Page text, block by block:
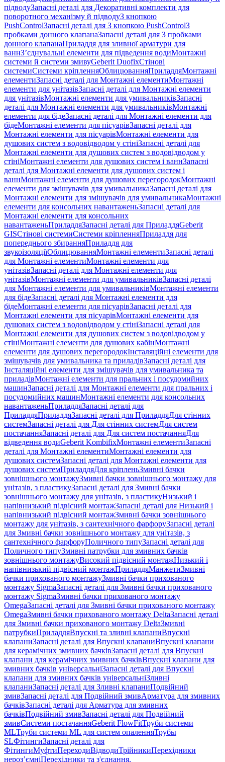
підводуЗапасні деталі для Декоративні комплекти для
поворотного механізму й підводуЗ кнопкою
PushControlЗапасні деталі для З кнопкою PushControlЗ
пробками донного клапанаЗапасні деталі для З пробками
донного клапанаПриладдя для зливної арматури для
ваннЗ’єднувальні елементи для підведення водиМонтажні
системи й системи змивуGeberit DuofixСтінові
системиСистеми кріпленняОблицюванняПриладдяМонтажні
елементиЗапасні деталі для Монтажні елементиМонтажні
елементи для унітазівЗапасні деталі для Монтажні елементи
для унітазівМонтажні елементи для умивальниківЗапасні
деталі для Монтажні елементи для умивальниківМонтажні
елементи для бідеЗапасні деталі для Монтажні елементи для
бідеМонтажні елементи для пісуарівЗапасні деталі для
Монтажні елементи для пісуарівМонтажні елементи для
душових систем з водовідводом у стініЗапасні деталі для
Монтажні елементи для душових систем з водовідводом у
стініМонтажні елементи для душових систем і ваннЗапасні
деталі для Монтажні елементи для душових систем і
ваннМонтажні елементи для душових перегородокМонтажні
елементи для змішувачів для умивальникаЗапасні деталі для
Монтажні елементи для змішувачів для умивальникаМонтажні
елементи для консольних навантаженьЗапасні деталі для
Монтажні елементи для консольних
навантаженьПриладдяЗапасні деталі для ПриладдяGeberit
GISСтінові системиСистеми кріпленняПриладдя для
попереднього збиранняПриладдя для
звукоізоляціїОблицюванняМонтажні елементиЗапасні деталі
для Монтажні елементиМонтажні елементи для
унітазівЗапасні деталі для Монтажні елементи для
унітазівМонтажні елементи для умивальниківЗапасні деталі
для Монтажні елементи для умивальниківМонтажні елементи
для бідеЗапасні деталі для Монтажні елементи для
бідеМонтажні елементи для пісуарівЗапасні деталі для
Монтажні елементи для пісуарівМонтажні елементи для
душових систем з водовідводом у стініЗапасні деталі для
Монтажні елементи для душових систем з водовідводом у
стініМонтажні елементи для душових кабінМонтажні
елементи для душових перегородокІнсталяційні елементи для
змішувачів для умивальника та приладівЗапасні деталі для
Інсталяційні елементи для змішувачів для умивальника та
приладівМонтажні елементи для пральних і посудомийних
машинЗапасні деталі для Монтажні елементи для пральних і
посудомийних машинМонтажні елементи для консольних
навантаженьПриладдяЗапасні деталі для
ПриладдяПриладдяЗапасні деталі для ПриладдяДля стінних
системЗапасні деталі для Для стінних системДля систем
постачанняЗапасні деталі для Для систем постачанняДля
відведення водиGeberit KombifixМонтажні елементиЗапасні
деталі для Монтажні елементиМонтажні елементи для
душових системЗапасні деталі для Монтажні елементи для
душових системПриладдяДля кріпленьЗмивні бачки
зовнішнього монтажуЗмивні бачки зовнішнього монтажу для
унітазів, з пластикуЗапасні деталі для Змивні бачки
зовнішнього монтажу для унітазів, з пластикуНизький і
напівнизький підвісний монтажЗапасні деталі для Низький і
напівнизький підвісний монтажЗмивні бачки зовнішнього
монтажу для унітазів, з сантехнічного фарфоруЗапасні деталі
для Змивні бачки зовнішнього монтажу для унітазів, з
сантехнічного фарфоруПоличного типуЗапасні деталі для
Поличного типуЗмивні патрубки для змивних бачків
зовнішнього монтажуВисокий підвісний монтажНизький і
напівнизький підвісний монтажПриладдяМанжетиЗмивні
бачки прихованого монтажуЗмивні бачки прихованого
монтажу SigmaЗапасні деталі для Змивні бачки прихованого
монтажу SigmaЗмивні бачки прихованого монтажу
OmegaЗапасні деталі для Змивні бачки прихованого монтажу
OmegaЗмивні бачки прихованого монтажу DeltaЗапасні деталі
для Змивні бачки прихованого монтажу DeltaЗмивні
патрубкиПриладдяВпускні та зливні клапаниВпускні
клапаниЗапасні деталі для Впускні клапаниВпускні клапани
для керамічних змивних бачківЗапасні деталі для Впускні
клапани для керамічних змивних бачківВпускні клапани для
змивних бачків універсальніЗапасні деталі для Впускні
клапани для змивних бачків універсальніЗливні
клапаниЗапасні деталі для Зливні клапаниПодвійний
змивЗапасні деталі для Подвійний змивАрматура для змивних
бачкiвЗапасні деталі для Арматура для змивних
бачкiвПодвійний змивЗапасні деталі для Подвійний
змивСистеми постачанняGeberit FlowFitТруби системи
MLТруби системи ML для систем опаленняТрубы
SLФітингиЗапасні деталі для
ФітингиМуфтиПереходиВідводиТрійникиПерехідники
нероз’ємніПерехідники та з'єднання,